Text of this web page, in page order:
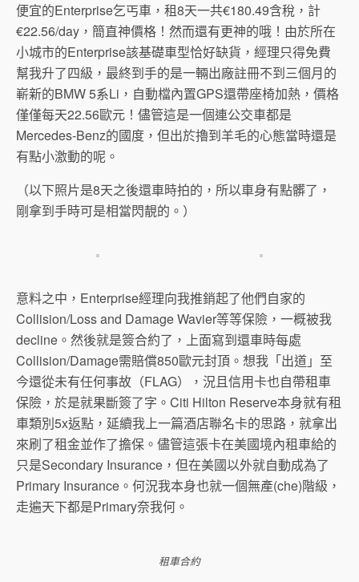
便宜的Enterprise乞丐車，租8天一共€180.49含稅，計
€22.56/day，簡直神價格！然而還有更神的哦！由於所在
小城市的Enterprise該基礎車型恰好缺貨，經理只得免費
幫我升了四級，最終到手的是一輛出廠註冊不到三個月的
嶄新的BMW 5系Li，自動檔內置GPS還帶座椅加熱，價格
僅僅每天22.56歐元！儘管這是一個連公交車都是
Mercedes-Benz的國度，但出於擼到羊毛的心態當時還是
有點小激動的呢。
（以下照片是8天之後還車時拍的，所以車身有點髒了，
剛拿到手時可是相當閃靚的。）
意料之中，Enterprise經理向我推銷起了他們自家的
Collision/Loss and Damage Wavier等等保險，一概被我
decline。然後就是簽合約了，上面寫到還車時每處
Collision/Damage需賠償850歐元封頂。想我「出道」至
今還從未有任何事故（FLAG），況且信用卡也自帶租車
保險，於是就果斷簽了字。Citi Hilton Reserve本身就有租
車類別5x返點，延續我上一篇酒店聯名卡的思路，就拿出
來刷了租金並作了擔保。儘管這張卡在美國境內租車給的
只是Secondary Insurance，但在美國以外就自動成為了
Primary Insurance。何況我本身也就一個無產(che)階級，
走遍天下都是Primary奈我何。
租車合約